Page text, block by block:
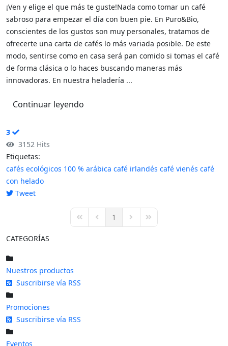
¡Ven y elige el que más te guste!Nada como tomar un café
sabroso para empezar el día con buen pie. En Puro&Bio,
conscientes de los gustos son muy personales, tratamos de
ofrecerte una carta de cafés lo más variada posible. De este
modo, sentirse como en casa será pan comido si tomas el café
de forma clásica o lo haces buscando maneras más
innovadoras. En nuestra heladería ...
Continuar leyendo
3
3152 Hits
Etiquetas:
cafés ecológicos 100 % arábica café irlandés café vienés café
con helado
Tweet
First PagePrevious Page
1 Next PageLast Page
CATEGORÍAS
Nuestros productos
Suscribirse vía RSS
Promociones
Suscribirse vía RSS
Eventos